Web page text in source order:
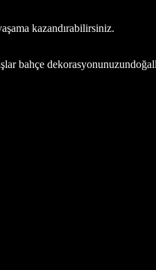
kazandırabilirsiniz.
bahçe